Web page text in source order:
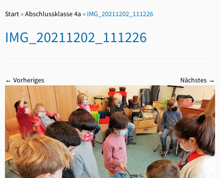
Inhalt
Start »Abschlussklasse 4a » IMG_20211202_111226
IMG_20211202_111226
← Vorheriges Nächstes →